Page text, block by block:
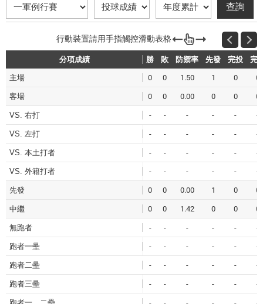
勝 敗 防禦率 先發 完投 完
分項成績 勝 敗 防禦率 先發 完投 完
主場 0 0 1.50 1 0 0
客場 0 0 0.00 0 0 0
VS. 右打 - - - - - -
VS. 左打 - - - - - -
VS. 本土打者 - - - - - -
VS. 外籍打者 - - - - - -
先發 0 0 0.00 1 0 0
中繼 0 0 1.42 0 0 0
無跑者 - - - - - -
跑者一壘 - - - - - -
跑者二壘 - - - - - -
跑者三壘 - - - - - -